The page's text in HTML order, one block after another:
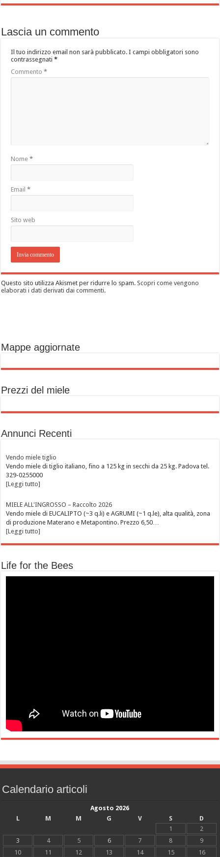
Lascia un commento
Il tuo indirizzo email non sarà pubblicato. I campi obbligatori sono
contrassegnati*
Commento*
Nome*
Email*
Sito web
Questo sito utilizza Akismet per ridurre lo spam.Scopri come vengono
elaborati i dati derivati dai commenti.
Mappe aggiornate
Prezzi del miele
Annunci Recenti
Vendo miele tiglio
Vendo miele di tiglio italiano, fino a 125 kg in secchi da 25 kg. Padova tel.
329-0255000
[Leggi tutto]
MIELE ALL'INGROSSO – Raccolto 2026
Vendo miele di EUCALIPTO (~3 q.li) e AGRUMI (~1 q.le), alta qualità, zona
di produzione Materano e Metapontino. Prezzo 6,50…
[Leggi tutto]
Life for the Bees
Calendario articoli
Agosto 2026
L
M M G V S
D
1
2
3
4 5 6 7 8
9
10
11 12 13 14 15
16